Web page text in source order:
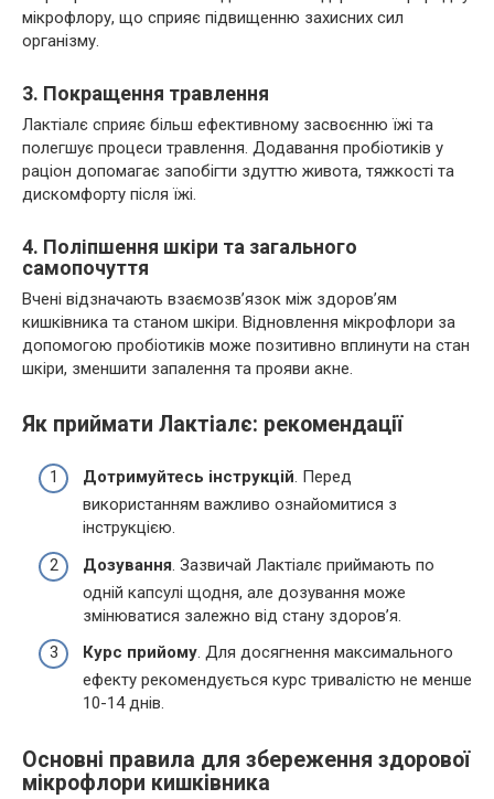
мікрофлору, що сприяє підвищенню захисних сил
організму.
3. Покращення травлення
Лактіалє сприяє більш ефективному засвоєнню їжі та
полегшує процеси травлення. Додавання пробіотиків у
раціон допомагає запобігти здуттю живота, тяжкості та
дискомфорту після їжі.
4. Поліпшення шкіри та загального
самопочуття
Вчені відзначають взаємозв’язок між здоров’ям
кишківника та станом шкіри. Відновлення мікрофлори за
допомогою пробіотиків може позитивно вплинути на стан
шкіри, зменшити запалення та прояви акне.
Як приймати Лактіалє: рекомендації
Дотримуйтесь інструкцій. Перед
використанням важливо ознайомитися з
інструкцією.
Дозування. Зазвичай Лактіалє приймають по
одній капсулі щодня, але дозування може
змінюватися залежно від стану здоров’я.
Курс прийому. Для досягнення максимального
ефекту рекомендується курс тривалістю не менше
10-14 днів.
Основні правила для збереження здорової
мікрофлори кишківника